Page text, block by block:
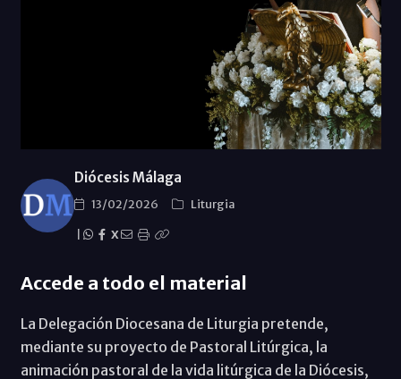
Diócesis Málaga
13/02/2026
Liturgia
X
Accede a todo el material
La Delegación Diocesana de Liturgia pretende,
mediante su proyecto de Pastoral Litúrgica, la
animación pastoral de la vida litúrgica de la Diócesis,